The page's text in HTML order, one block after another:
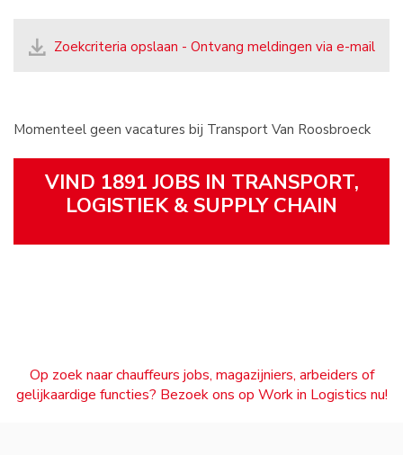
Zoekcriteria opslaan - Ontvang meldingen via e-mail
Momenteel geen vacatures bij Transport Van Roosbroeck
VIND 1891 JOBS IN TRANSPORT,
LOGISTIEK & SUPPLY CHAIN
Op zoek naar chauffeurs jobs, magazijniers, arbeiders of
gelijkaardige functies? Bezoek ons op Work in Logistics nu!